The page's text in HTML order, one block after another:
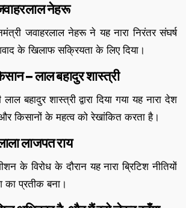
नेहरू
जवाहरलाल नेहरू ने यह नारा निरंतर संघर्ष
के खिलाफ सक्रियता के लिए दिया।
– लाल बहादुर शास्त्री
बहादुर शास्त्री द्वारा दिया गया यह नारा देश
किसानों के महत्व को रेखांकित करता है।
लाजपत राय
के विरोध के दौरान यह नारा ब्रिटिश नीतियों
प्रतीक बना।